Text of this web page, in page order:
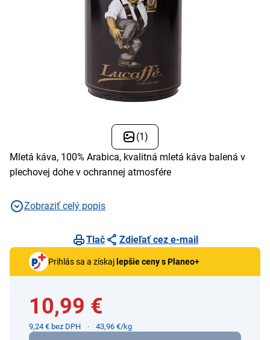
(1)
Mletá káva, 100% Arabica, kvalitná mletá káva balená v
plechovej dohe v ochrannej atmosfére
Zobraziť celý popis
Tlač Zdieľať cez e-mail
Prihlás sa a získaj lepšie ceny s Planeo+
10,99 €
9,24 € bez DPH 43,96 €/kg